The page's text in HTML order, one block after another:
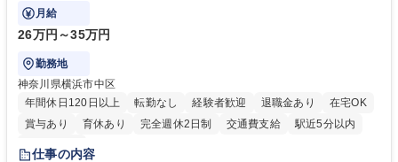
対応や書類発送等を担当します。
月給
26万円～35万円
勤務地
神奈川県横浜市中区
年間休日120日以上
転勤なし 経験者歓迎 退職金あり
在宅OK
賞与あり
育休あり 完全週休2日制 交通費支給
駅近5分以内
土日祝休み
仕事の内容